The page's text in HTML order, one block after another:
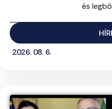
és
2026. 08. 6.